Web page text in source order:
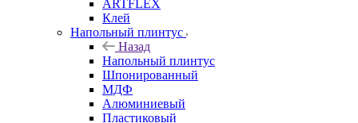
ARTFLEX
Клей
Напольный плинтус
Назад
Напольный плинтус
Шпонированный
МДФ
Алюминиевый
Пластиковый